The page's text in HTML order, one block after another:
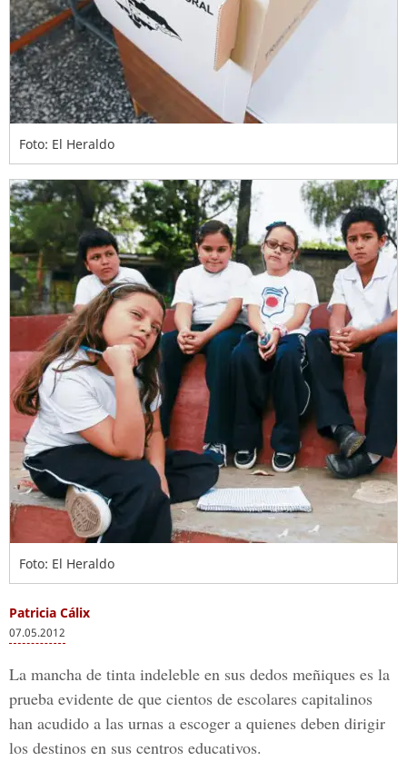
Foto: El Heraldo
Foto: El Heraldo
Patricia Cálix
07.05.2012
La mancha de tinta indeleble en sus dedos meñiques es la
prueba evidente de que cientos de escolares capitalinos
han acudido a las urnas a escoger a quienes deben dirigir
los destinos en sus centros educativos.